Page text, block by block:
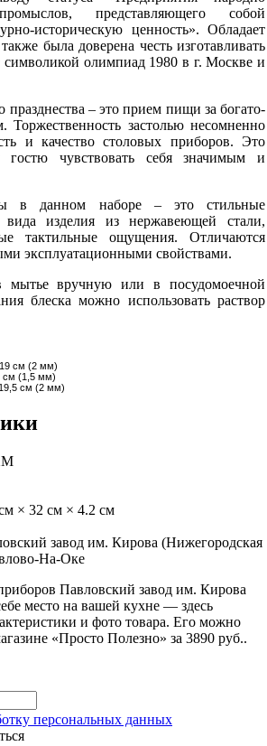
представляющего собой
историческую ценность». Обладает
была доверена честь изготавливать
олимпиад 1980 в г. Москве и
празднества – это прием пищи за богато-
Торжественность застолью несомненно
и качество столовых приборов. Это
гостю чувствовать себя значимым и
в данном наборе – это стильные
вида изделия из нержавеющей стали,
тактильные ощущения. Отличаются
эксплуатационными свойствами.
мытье вручную или в посудомоечной
блеска можно использовать раствор
см (2 мм)
см (1,5 мм)
см (2 мм)
× 32 см × 4.2 см
завод им. Кирова (Нижегородская
На-Оке
Павловский завод им. Кирова
место на вашей кухне — здесь
и фото товара. Его можно
«Просто Полезно» за 3890 руб..
персональных данных